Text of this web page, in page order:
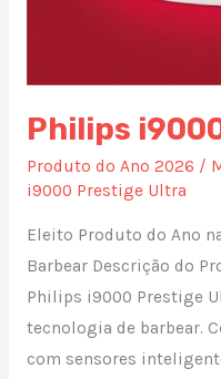
Philips
Produto do Ano 2026 /
i9000 Prestige Ultra
Eleito Produto do Ano
Barbear Descrição do
Philips i9000 Prestige
tecnologia de barbear.
com sensores